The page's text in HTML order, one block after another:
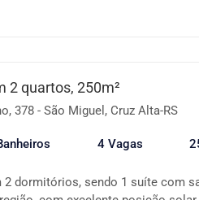
ideal para momentos em
ao quiosque. Canil Possui
se não gastar mais que produz)
padrão de conservação 📍
💰 Disponível para venda e
novo lar está aqui.
2 quartos, 250m²
378 - São Miguel, Cruz Alta-RS
4 Vagas
2 dormitórios, sendo 1 suíte com